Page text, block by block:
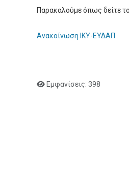
Παρακαλούμε όπως δείτε
Ανακοίνωση ΙΚΥ-ΕΥΔΑΠ
Εμφανίσεις: 398